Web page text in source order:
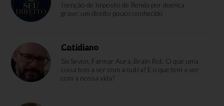
Isenção de Imposto de Renda por doença
grave: um direito pouco conhecido
Cotidiano
Six Seven, Farmar Aura, Brain Rot. O que uma
coisa tem a ver com a outra? E o que tem a ver
com a nossa vida?